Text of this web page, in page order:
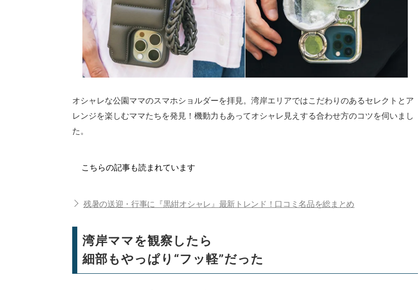
オシャレな公園ママのスマホショルダーを拝見。湾岸エリアではこだわりのあるセレクトとア
レンジを楽しむママたちを発見！機動力もあってオシャレ見えする合わせ方のコツを伺いまし
た。
こちらの記事も読まれています
残暑の送迎・行事に『黒紺オシャレ』最新トレンド！口コミ名品を総まとめ
湾岸ママを観察したら
細部もやっぱり“フッ軽”だった